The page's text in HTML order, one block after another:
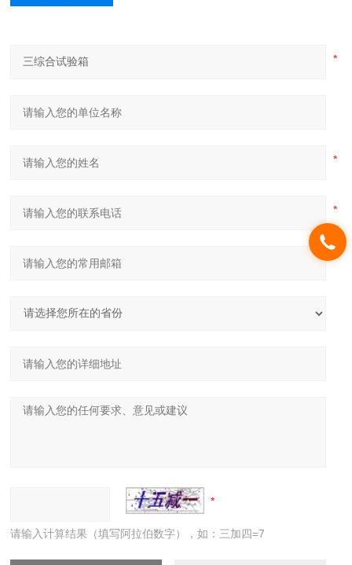
请输入计算结果（填写阿拉伯数字），如：三加四=7